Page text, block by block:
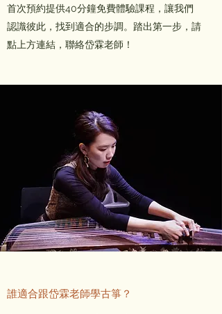
首次預約提供40分鐘免費體驗課程，讓我們
認識彼此，找到適合的步調。踏出第一步，請
點上方連結，聯絡岱霖老師！
誰適合跟岱霖老師學古箏？